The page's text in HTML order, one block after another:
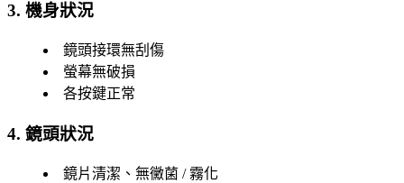
3. 機身狀況
鏡頭接環無刮傷
螢幕無破損
各按鍵正常
4. 鏡頭狀況
鏡片清潔、無黴菌 / 霧化